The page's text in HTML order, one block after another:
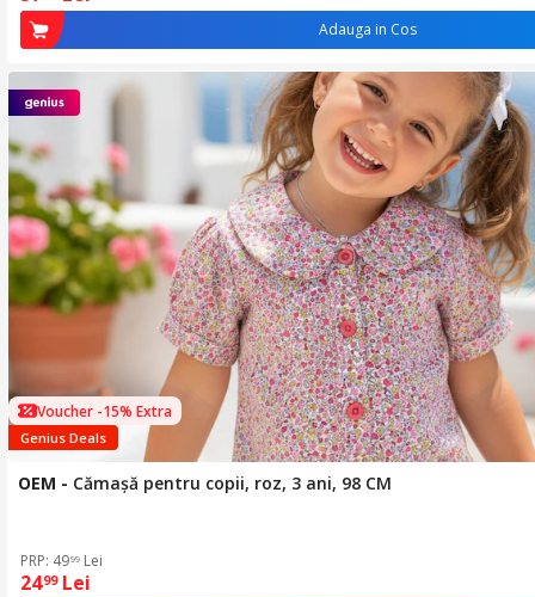
Adauga in Cos
Voucher -15% Extra
Genius Deals
OEM - Cămașă pentru copii, roz, 3 ani, 98 CM
PRP: 4999 Lei
2499 Lei